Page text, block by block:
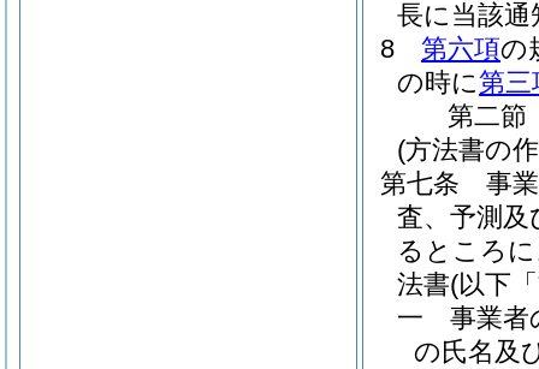
長に当該
8
第六項の
の時に第三
第二節
(方法書の
第七条
事
査、予測
るところ
法書(以下
一
事業者
の氏名及